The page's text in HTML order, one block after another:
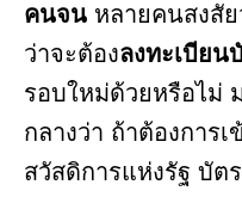
คนจน หลายคนสงสั
ว่าจะต้องลงทะเบียน
รอบใหม่ด้วยหรือไม่
กลางว่า ถ้าต้องการ
สวัสดิการแห่งรัฐ บัต